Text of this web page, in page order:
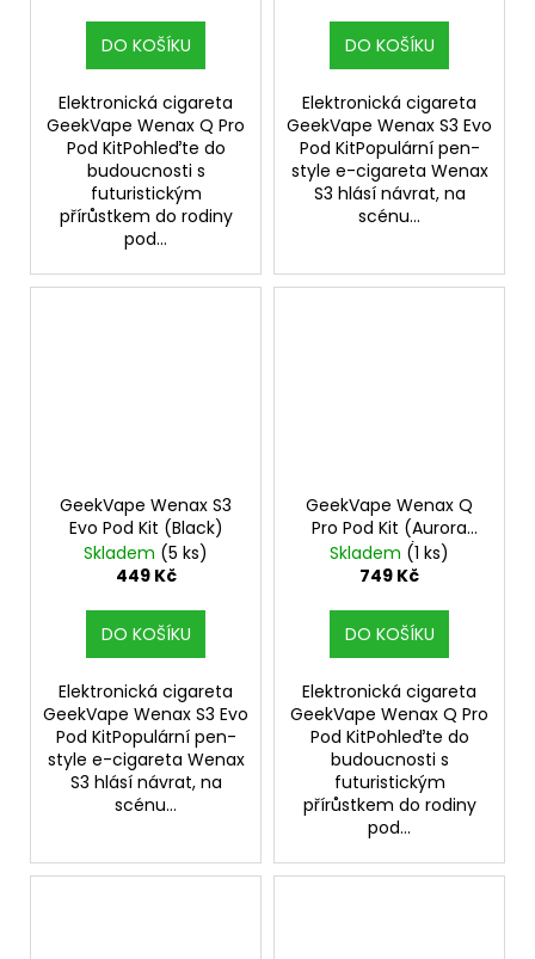
DO KOŠÍKU
Elektronická cigareta
GeekVape Wenax Q Pro
Pod KitPohleďte do
budoucnosti s
futuristickým
přírůstkem do rodiny
pod...
DO KOŠÍKU
Elektronická cigareta
GeekVape Wenax S3 Evo
Pod KitPopulární pen-
style e-cigareta Wenax
S3 hlásí návrat, na
scénu...
GeekVape Wenax S3
Evo Pod Kit (Black)
Skladem (5 ks)
449 Kč
DO KOŠÍKU
Elektronická cigareta
GeekVape Wenax S3 Evo
Pod KitPopulární pen-
style e-cigareta Wenax
S3 hlásí návrat, na
scénu...
GeekVape Wenax Q
Pro Pod Kit (Aurora
Green)
Skladem (1 ks)
749 Kč
DO KOŠÍKU
Elektronická cigareta
GeekVape Wenax Q Pro
Pod KitPohleďte do
budoucnosti s
futuristickým
přírůstkem do rodiny
pod...